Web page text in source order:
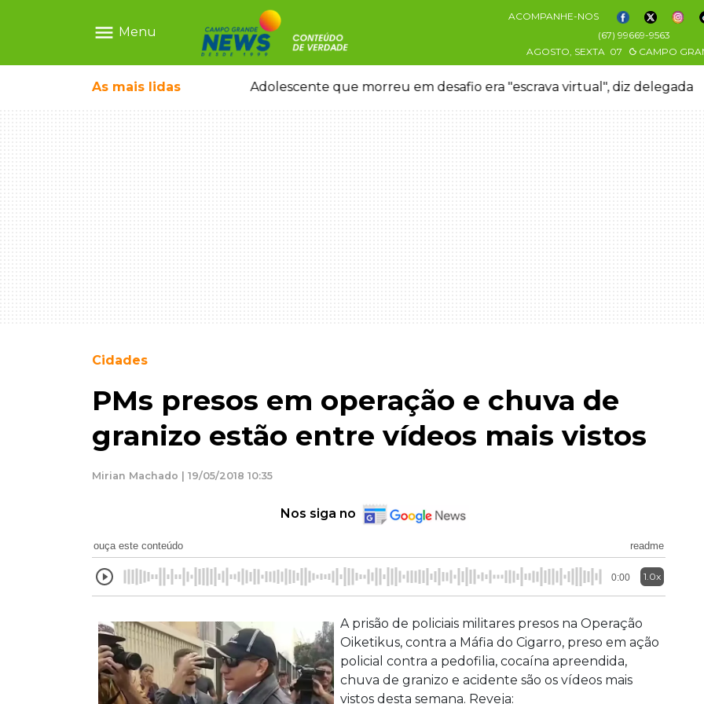
menu Menu
ACOMPANHE-NOS
(67) 99669-9563
AGOSTO, SEXTA 07 CAMPO
As mais lidas
temporal no interior Adolescente que morreu em desafio era "escrava virtual", diz delegada
Cidades
PMs presos em operação e chuva de
granizo estão entre vídeos mais vistos
Mirian Machado | 19/05/2018 10:35
Nos siga no
ouça este conteúdo readme
0:00 1.0x
A prisão de policiais militares presos na Operação
Oiketikus, contra a Máfia do Cigarro, preso em ação
policial contra a pedofilia, cocaína apreendida,
chuva de granizo e acidente são os vídeos mais
vistos desta semana. Reveja: